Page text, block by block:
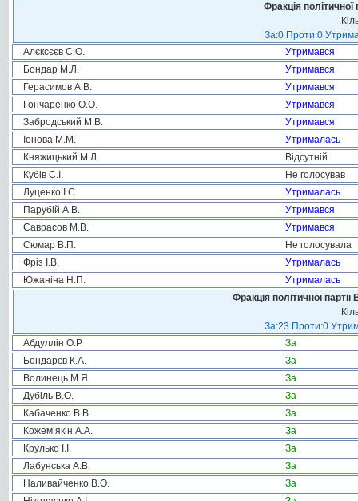
Фракція
За:0 Проти:0
Алєксєєв С.О.
Утримався
Бондар М.Л.
Утримався
Герасимов А.В.
Утримався
Гончаренко О.О.
Утримався
Забродський М.В.
Утримався
Іонова М.М.
Утрималась
Княжицький М.Л.
Відсутній
Кубів С.І.
Не голосував
Луценко І.С.
Утрималась
Парубій А.В.
Утримався
Саврасов М.В.
Утримався
Сюмар В.П.
Не голосувала
Фріз І.В.
Утрималась
Южаніна Н.П.
Утрималась
Фракція політичної
За:23 Проти:0
Абдуллін О.Р.
За
Бондарєв К.А.
За
Волинець М.Я.
За
Дубіль В.О.
За
Кабаченко В.В.
За
Кожем’якін А.А.
За
Крулько І.І.
За
Лабунська А.В.
За
Наливайченко В.О.
За